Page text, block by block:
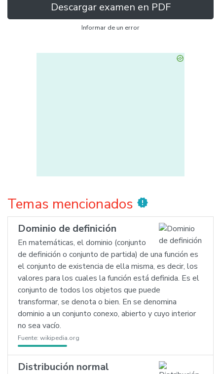
Descargar examen en PDF
Informar de un error
Temas mencionados new_releases
Dominio de definición
En matemáticas, el dominio (conjunto
de definición o conjunto de partida) de una función es
el conjunto de existencia de ella misma, es decir, los
valores para los cuales la función está definida. Es el
conjunto de todos los objetos que puede
transformar, se denota o bien. En se denomina
dominio a un conjunto conexo, abierto y cuyo interior
no sea vacío.
Fuente: wikipedia.org
Distribución normal